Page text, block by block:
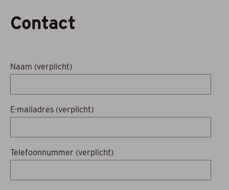
Serrezonwering
Projectzonwering
Over ons
Acties
Contact
Naam (verplicht)
E-mailadres (verplicht)
Telefoonnummer (verplicht)